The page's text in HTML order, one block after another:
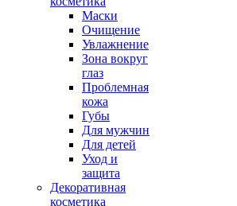
Маски
Очищение
Увлажнение
Зона вокруг
глаз
Проблемная
кожа
Губы
Для мужчин
Для детей
Уход и
защита
Декоративная
косметика